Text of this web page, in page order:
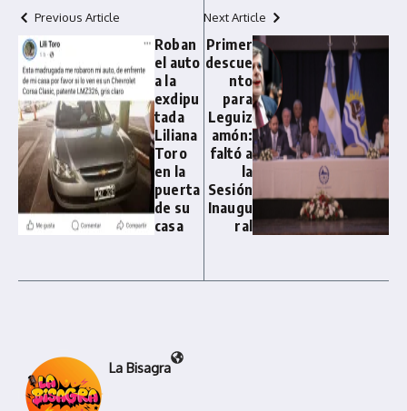
Previous Article
Roban
el auto
a la
exdipu
tada
Liliana
Toro
en la
puerta
de su
casa
Next Article
Primer
descue
nto
para
Leguiz
amón:
faltó a
la
Sesión
Inaugu
ral
La Bisagra